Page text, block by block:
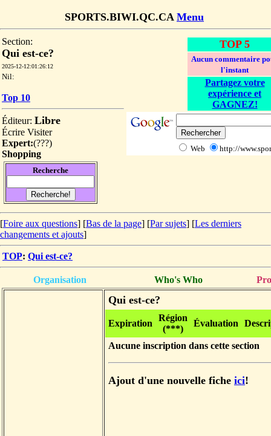
SPORTS.BIWI.QC.CA Menu
Section:
Qui est-ce?
2025-12-12:01:26:12
Nil:
Top 10
Éditeur: Libre
Écrire Visiter
Expert:(???)
Shopping
Recherche
TOP 5
Aucun commentaire
l'instant
Partagez votre
expérience et
GAGNEZ!
Web http://
[Foire aux questions] [Bas de la page] [Par sujets] [Les derniers
changements et ajouts]
TOP: Qui est-ce?
Organisation Who's Who
Qui est-ce?
Expiration
Région
(***)
Évaluation
Aucune inscription dans cette section
Ajout d'une nouvelle fiche ici!